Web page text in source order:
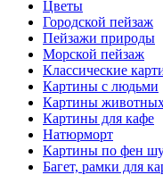
Цветы
Городской пейзаж
Пейзажи природы
Морской пейзаж
Классические
Картины с людьми
Картины
Картины для кафе
Натюрморт
Картины по фен
Багет, рамки для